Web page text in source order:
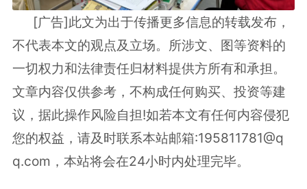
[广告]此文为出于传播更多信息的转载发布，
不代表本文的观点及立场。所涉文、图等资料的
一切权力和法律责任归材料提供方所有和承担。
文章内容仅供参考，不构成任何购买、投资等建
议，据此操作风险自担!如若本文有任何内容侵犯
您的权益，请及时联系本站邮箱:195811781@q
q.com，本站将会在24小时内处理完毕。